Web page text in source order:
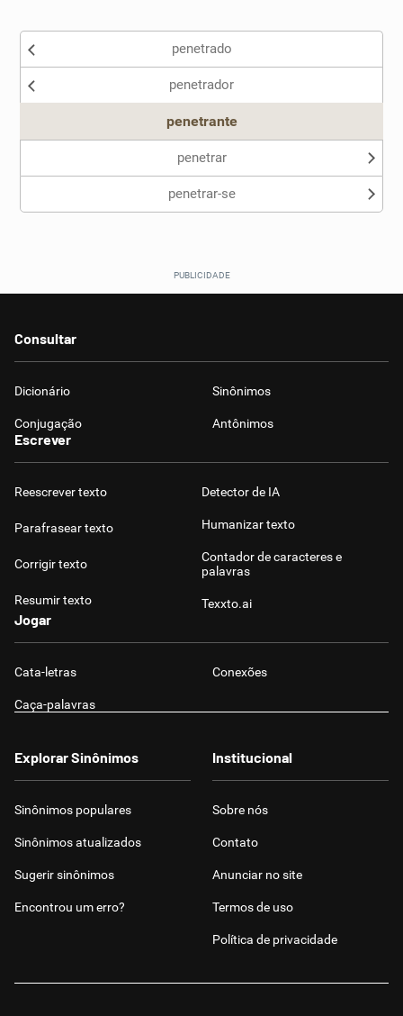
Nenhum dos sinônimos apresentados me ajudou
penetrado
penetrador
penetrante
penetrar
penetrar-se
Consultar
Dicionário Sinônimos
Conjugação Antônimos
Escrever
Reescrever texto
Parafrasear texto
Corrigir texto
Resumir texto
Detector de IA
Humanizar texto
Contador de caracteres e
palavras
Texxto.ai
Jogar
Cata-letras Conexões
Caça-palavras
Explorar Sinônimos
Sinônimos populares
Sinônimos atualizados
Sugerir sinônimos
Encontrou um erro?
Institucional
Sobre nós
Contato
Anunciar no site
Termos de uso
Política de privacidade